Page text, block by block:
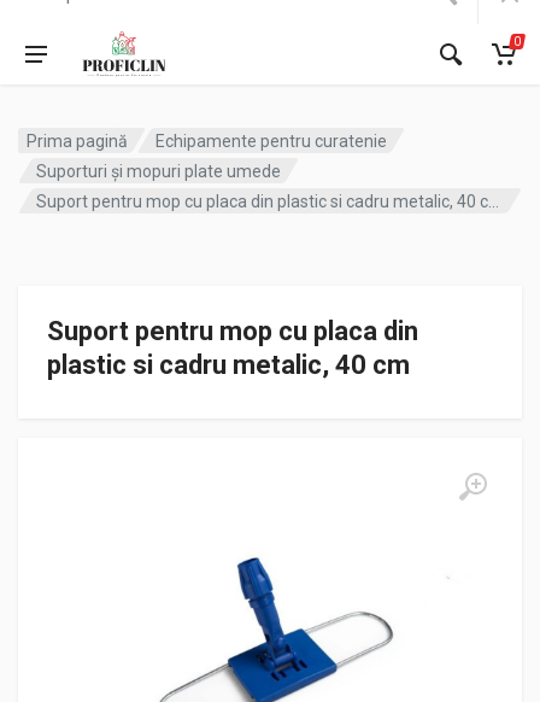
0
Prima pagină
Echipamente pentru curatenie
Suporturi și mopuri plate umede
Suport pentru mop cu placa din
plastic si cadru metalic, 40 cm